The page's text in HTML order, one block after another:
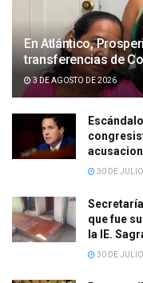
En Atlántico,
transferencias de
3 DE AGOSTO DE 2026
30 DE
que fue
la IE.
30 DE